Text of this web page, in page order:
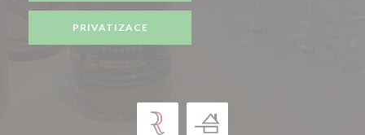
PRIVATIZACE